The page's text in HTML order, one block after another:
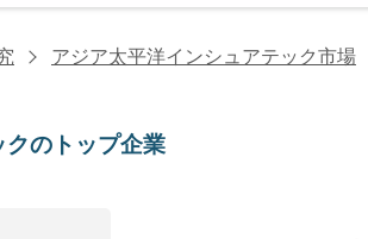
アジア太平洋インシュアテック市場
のトップ企業